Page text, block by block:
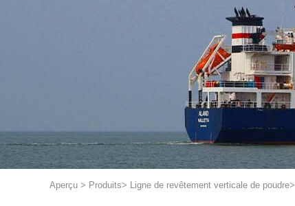
Aperçu > Produits> Ligne de revêtement verticale de poudre>